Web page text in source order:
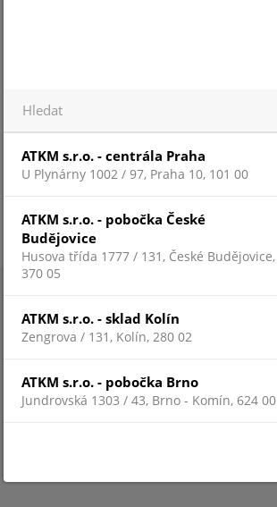
ATKM s.r.o. - centrála Praha
U Plynárny 1002 / 97, Praha 10, 101 00
ATKM s.r.o. - pobočka České
Budějovice
Husova třída 1777 / 131, České Budějovice,
370 05
ATKM s.r.o. - sklad Kolín
Zengrova / 131, Kolín, 280 02
ATKM s.r.o. - pobočka Brno
Jundrovská 1303 / 43, Brno - Komín, 624 00